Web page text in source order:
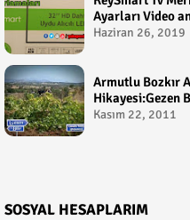
Ayarları Video
Çetin
Haziran 26, 2019
Armutlu Bozkır
Hikayesi:Gezen
Kasım 22, 2011
SOSYAL HESAPLARIM